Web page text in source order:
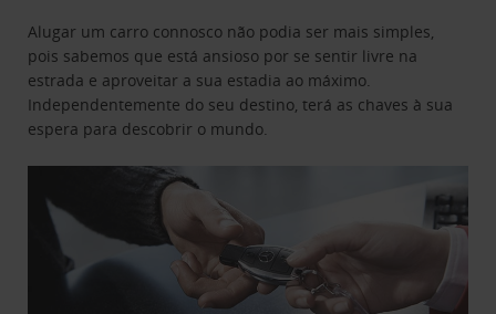
Alugar um carro connosco não podia ser mais simples,
pois sabemos que está ansioso por se sentir livre na
estrada e aproveitar a sua estadia ao máximo.
Independentemente do seu destino, terá as chaves à sua
espera para descobrir o mundo.